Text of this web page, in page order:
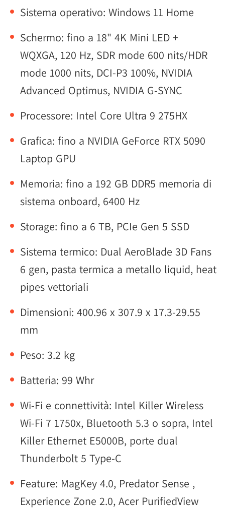
Sistema operativo: Windows 11 Home
Schermo: fino a 18" 4K Mini LED +
WQXGA, 120 Hz, SDR mode 600 nits/HDR
mode 1000 nits, DCI-P3 100%, NVIDIA
Advanced Optimus, NVIDIA G-SYNC
Processore: Intel Core Ultra 9 275HX
Grafica: fino a NVIDIA GeForce RTX 5090
Laptop GPU
Memoria: fino a 192 GB DDR5 memoria di
sistema onboard, 6400 Hz
Storage: fino a 6 TB, PCIe Gen 5 SSD
Sistema termico: Dual AeroBlade 3D Fans
6 gen, pasta termica a metallo liquid, heat
pipes vettoriali
Dimensioni: 400.96 x 307.9 x 17.3-29.55
mm
Peso: 3.2 kg
Batteria: 99 Whr
Wi-Fi e connettività: Intel Killer Wireless
Wi-Fi 7 1750x, Bluetooth 5.3 o sopra, Intel
Killer Ethernet E5000B, porte dual
Thunderbolt 5 Type-C
Feature: MagKey 4.0, Predator Sense ,
Experience Zone 2.0, Acer PurifiedView